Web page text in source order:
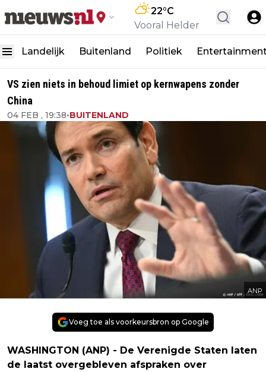
22°C
Vooral Helder
Landelijk Buitenland Politiek
VS zien niets in behoud limiet op kernwapens zonder
China
04 FEB , 19:38•BUITENLAND
ANP
Voeg toe als voorkeursbron op Google
WASHINGTON (ANP) - De Verenigde Staten laten
de laatst overgebleven afspraken over